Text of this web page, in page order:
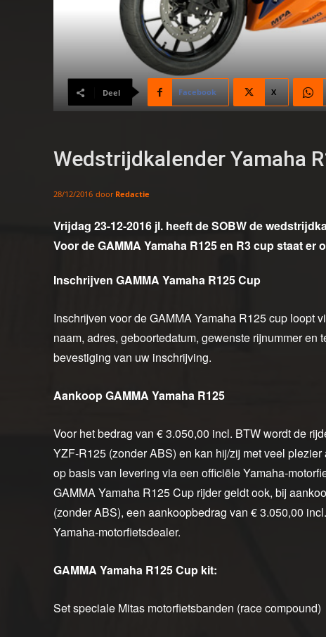
Deel Facebook X
Wedstrijdkalender Yamaha
28/12/2016 door Redactie
Vrijdag 23-12-2016 jl. heeft de SOBW de
Voor de GAMMA Yamaha R125 en R3 cup staat er
Inschrijven GAMMA Yamaha R125 Cup
Inschrijven voor de GAMMA Yamaha R125 cup loopt
naam, adres, geboortedatum, gewenste rijnummer
bevestiging van uw inschrijving.
Aankoop GAMMA Yamaha R125
Voor het bedrag van € 3.050,00 incl. BTW wordt de
YZF-R125 (zonder ABS) en kan hij/zij met veel
op basis van levering via een officiële Yamaha-
GAMMA Yamaha R125 Cup rijder geldt ook, bij
(zonder ABS), een aankoopbedrag van € 3.050,00
Yamaha-motorfietsdealer.
GAMMA Yamaha R125 Cup kit:
Set speciale Mitas motorfietsbanden (race compound)